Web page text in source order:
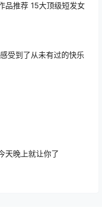
品推荐 15大顶级短发女
受到了从未有过的快乐
天晚上就让你了